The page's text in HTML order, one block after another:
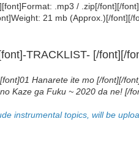
.mp3 / .zip[/font][/font]
21 mb (Approx.)[/font][/
TRACKLIST- [/font][/
Hanarete ite mo [/font][/
Kaze ga Fuku ~ 2020 da ne! [/
instrumental topics, will be